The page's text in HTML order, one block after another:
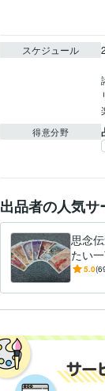
スケジュール
得意分野
出品者の人気サ
思念
たい
達 あ
5.0